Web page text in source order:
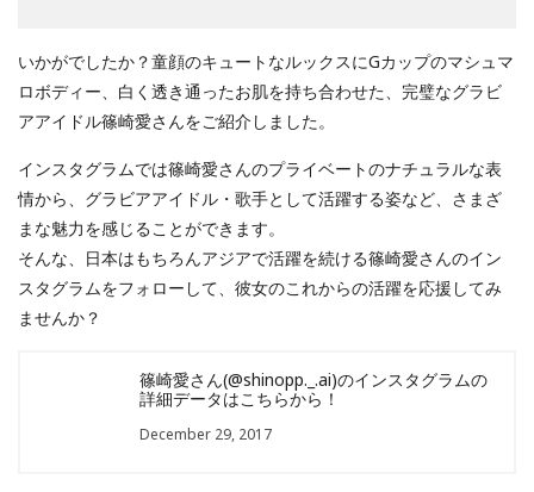
いかがでしたか？童顔のキュートなルックスにGカップのマシュマ
ロボディー、白く透き通ったお肌を持ち合わせた、完璧なグラビ
アアイドル篠崎愛さんをご紹介しました。
インスタグラムでは篠崎愛さんのプライベートのナチュラルな表
情から、グラビアアイドル・歌手として活躍する姿など、さまざ
まな魅力を感じることができます。
そんな、日本はもちろんアジアで活躍を続ける篠崎愛さんのイン
スタグラムをフォローして、彼女のこれからの活躍を応援してみ
ませんか？
篠崎愛さん(@shinopp._.ai)のインスタグラムの
詳細データはこちらから！
December 29, 2017